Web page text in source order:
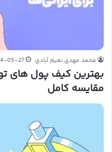
محمد مهدی نعیم آبادی 05-27
بهترین کیف پول های
مقایسه کامل